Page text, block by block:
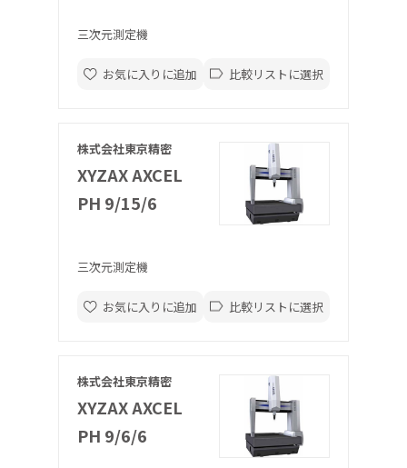
三次元測定機
お気に入りに追加 比較リストに選択
株式会社東京精密
XYZAX AXCEL
PH 9/15/6
三次元測定機
お気に入りに追加 比較リストに選択
株式会社東京精密
XYZAX AXCEL
PH 9/6/6